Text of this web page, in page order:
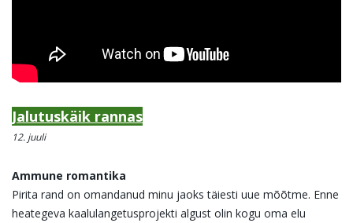
Jalutuskäik rannas
12. juuli
Ammune romantika
Pirita rand on omandanud minu jaoks täiesti uue mõõtme. Enne
heategeva kaalulangetusprojekti algust olin kogu oma elu